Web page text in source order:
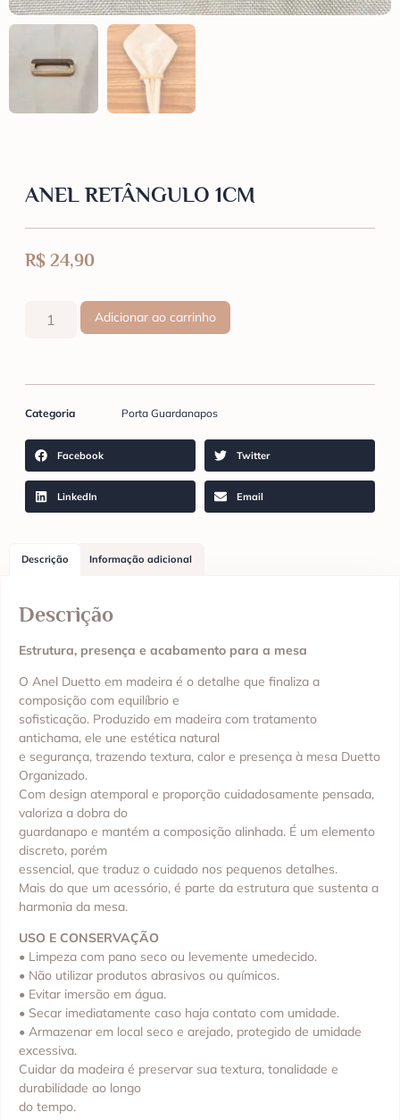
ANEL RETÂNGULO 1CM
R$ 24,90
Adicionar ao carrinho
Categoria Porta Guardanapos
Facebook Twitter
LinkedIn Email
Descrição Informação adicional
Descrição
Estrutura, presença e acabamento para a mesa
O Anel Duetto em madeira é o detalhe que finaliza a
composição com equilíbrio e
sofisticação. Produzido em madeira com tratamento
antichama, ele une estética natural
e segurança, trazendo textura, calor e presença à mesa Duetto
Organizado.
Com design atemporal e proporção cuidadosamente pensada,
valoriza a dobra do
guardanapo e mantém a composição alinhada. É um elemento
discreto, porém
essencial, que traduz o cuidado nos pequenos detalhes.
Mais do que um acessório, é parte da estrutura que sustenta a
harmonia da mesa.
USO E CONSERVAÇÃO
• Limpeza com pano seco ou levemente umedecido.
• Não utilizar produtos abrasivos ou químicos.
• Evitar imersão em água.
• Secar imediatamente caso haja contato com umidade.
• Armazenar em local seco e arejado, protegido de umidade
excessiva.
Cuidar da madeira é preservar sua textura, tonalidade e
durabilidade ao longo
do tempo.